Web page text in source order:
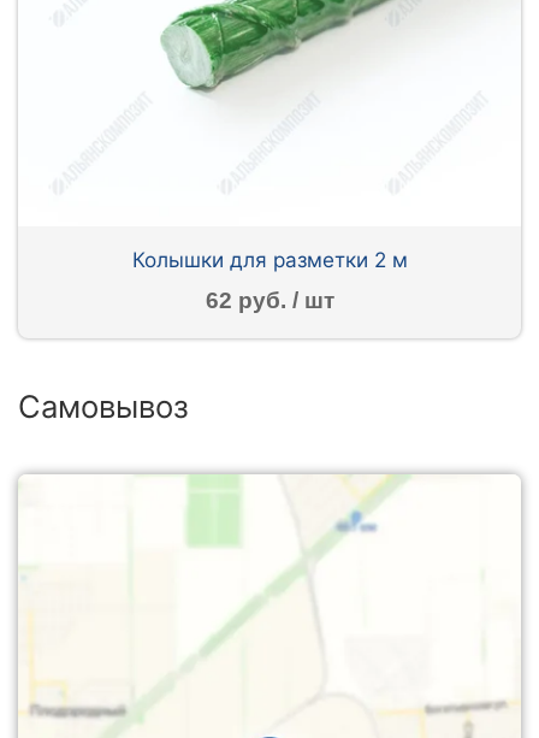
Колышки для разметки 2 м
62 руб. / шт
Самовывоз